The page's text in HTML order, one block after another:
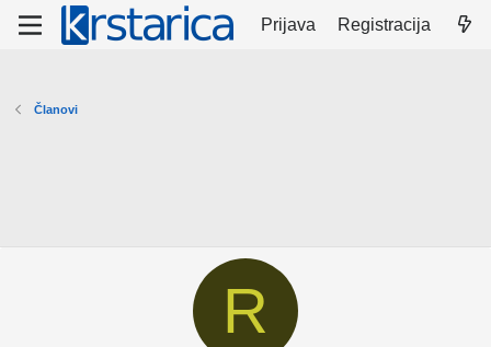
Prijava Registracija
Članovi
R